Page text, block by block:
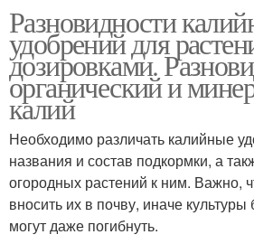
Разновидности
удобрений для
дозировками.
органический и
калий
Необходимо различать калийные
названия и состав подкормки, а
огородных растений к ним. Важно,
вносить их в почву, иначе культуры
могут даже погибнуть.